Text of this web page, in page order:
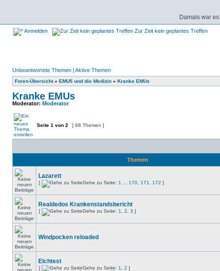
Damals war
Anmelden Zur Zeit kein geplantes Treffen
Unbeantwortete Themen | Aktive Themen
Foren-Übersicht» EMU5 und die Medizin » Kranke EMUs
Kranke EMUs
Moderator: Moderator
Seite 1 von 2 [ 68 Themen ]
Themen
Lazarett
[ Gehe zu Seite: 1 170 171 172 ]
Realdedos Krankenstandsbericht
[ Gehe zu Seite: 1 2 3 ]
Windpocken reloaded
Elchtest
[ Gehe zu Seite: 1 2 ]